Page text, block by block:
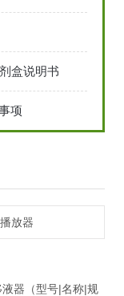
盒说明书
项
放器
液器（型号|名称|规